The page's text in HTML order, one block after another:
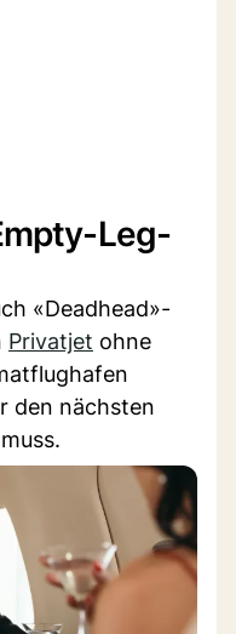
Leg-
«Deadhead»-
Privatjet ohne
den nächsten